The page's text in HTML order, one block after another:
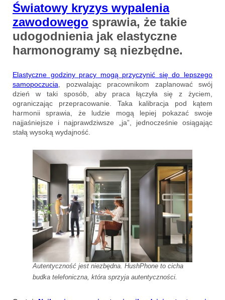
Światowy kryzys wypalenia
zawodowego sprawia, że takie
udogodnienia jak elastyczne
harmonogramy są niezbędne.
Elastyczne godziny pracy mogą przyczynić się do lepszego
samopoczucia , pozwalając pracownikom zaplanować swój
dzień w taki sposób, aby praca łączyła się z życiem,
ograniczając przepracowanie. Taka kalibracja pod kątem
harmonii sprawia, że ludzie mogą lepiej pokazać swoje
najjaśniejsze i najprawdziwsze „ja”, jednocześnie osiągając
stałą wysoką wydajność.
Autentyczność jest niezbędna. HushPhone to cicha
budka telefoniczna, która sprzyja autentyczności.